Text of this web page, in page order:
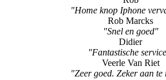
"Home knop Iphone
Rob Marcks
"Snel en goed"
Didier
"Fantastische
Veerle Van Riet
"Zeer goed. Zeker aan te